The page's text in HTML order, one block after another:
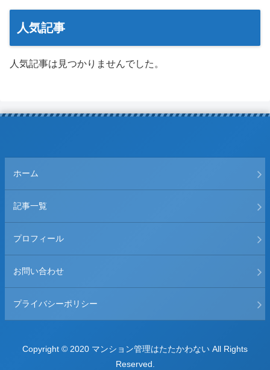
人気記事
人気記事は見つかりませんでした。
ホーム
記事一覧
プロフィール
お問い合わせ
プライバシーポリシー
Copyright © 2020 マンション管理はたたかわない All Rights
Reserved.